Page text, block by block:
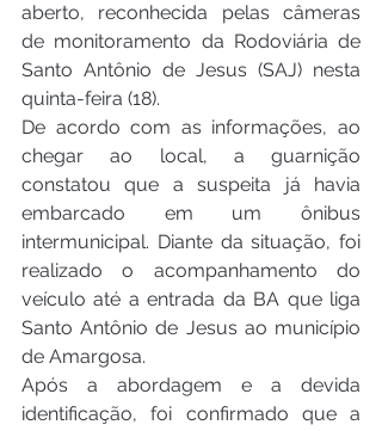
aberto, reconhecida pelas câmeras
de monitoramento da Rodoviária de
Santo Antônio de Jesus (SAJ) nesta
quinta-feira (18).
De acordo com as informações, ao
chegar ao local, a guarnição
constatou que a suspeita já havia
embarcado em um ônibus
intermunicipal. Diante da situação, foi
realizado o acompanhamento do
veículo até a entrada da BA que liga
Santo Antônio de Jesus ao município
de Amargosa.
Após a abordagem e a devida
identificação, foi confirmado que a